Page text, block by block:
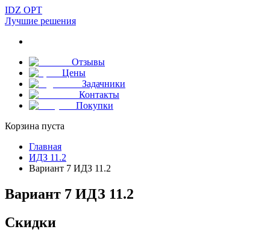
IDZ OPT
Лучшие решения
Отзывы
Цены
Задачники
Контакты
Покупки
Корзина пуста
Главная
ИДЗ 11.2
Вариант 7 ИДЗ 11.2
Вариант 7 ИДЗ 11.2
Скидки